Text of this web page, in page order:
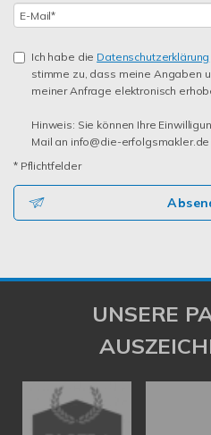
Ich habe die Datenschutzerklärung
stimme zu, dass meine Angaben
meiner Anfrage elektronisch
Hinweis: Sie können Ihre
Mail an info@die-
* Pflichtfelder
UNSERE